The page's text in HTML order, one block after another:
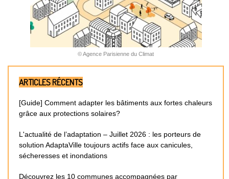
© Agence Parisienne du Climat
ARTICLES RÉCENTS
[Guide] Comment adapter les bâtiments aux fortes chaleurs
grâce aux protections solaires?
L'actualité de l’adaptation – Juillet 2026 : les porteurs de
solution AdaptaVille toujours actifs face aux canicules,
sécheresses et inondations
Découvrez les 10 communes accompagnées par